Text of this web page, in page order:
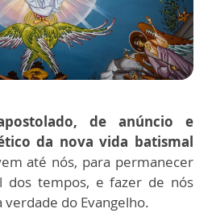
de anúncio e
da nova vida batismal
até nós, para permanecer
dos tempos, e fazer de nós
verdade do Evangelho.